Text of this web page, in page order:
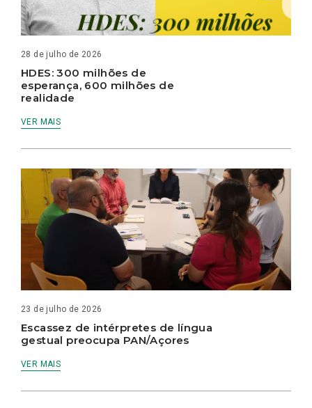
28 de julho de 2026
HDES: 300 milhões de
esperança, 600 milhões de
realidade
VER MAIS
23 de julho de 2026
Escassez de intérpretes de língua
gestual preocupa PAN/Açores
VER MAIS